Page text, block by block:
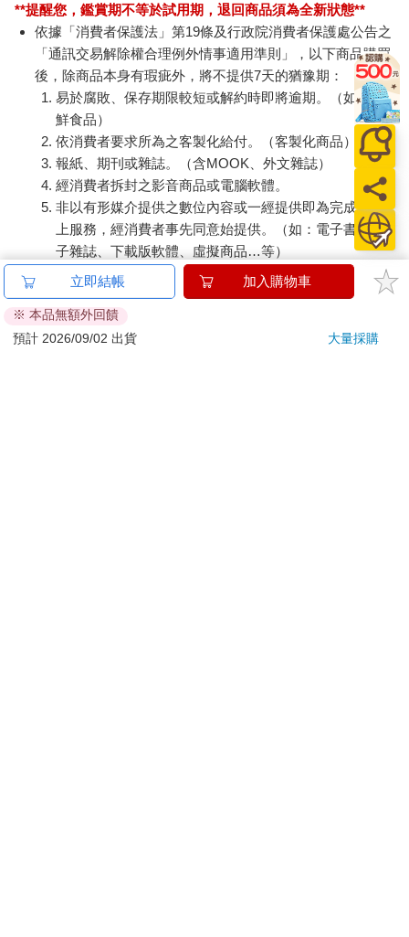
**提醒您，鑑賞期不等於試用期，退回商品須為全新狀態**
依據「消費者保護法」第19條及行政院消費者保護處公告之
「通訊交易解除權合理例外情事適用準則」，以下商品購買
後，除商品本身有瑕疵外，將不提供7天的猶豫期：
易於腐敗、保存期限較短或解約時即將逾期。（如：生
鮮食品）
依消費者要求所為之客製化給付。（客製化商品）
報紙、期刊或雜誌。（含MOOK、外文雜誌）
經消費者拆封之影音商品或電腦軟體。
非以有形媒介提供之數位內容或一經提供即為完成之線
上服務，經消費者事先同意始提供。（如：電子書、電
子雜誌、下載版軟體、虛擬商品…等）
已拆封之個人衛生用品。（如：內衣褲、刮鬍刀、除毛
刀…等）
若非上列種類商品，均享有到貨7天的猶豫期（含例假
日）。
立即結帳 加入購物車
※ 本品無額外回饋
預計 2026/09/02 出貨
大量採購